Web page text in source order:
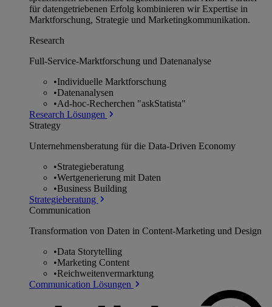
für datengetriebenen Erfolg kombinieren wir Expertise in
Marktforschung, Strategie und Marketingkommunikation.
Research
Full-Service-Marktforschung und Datenanalyse
•Individuelle Marktforschung
•Datenanalysen
•Ad-hoc-Recherchen "askStatista"
Research Lösungen
Strategy
Unternehmens­beratung für die Data-Driven Economy
•Strategieberatung
•Wertgenerierung mit Daten
•Business Building
Strategieberatung
Communication
Transformation von Daten in Content-Marketing und Design
•Data Storytelling
•Marketing Content
•Reichweitenvermarktung
Communication Lösungen